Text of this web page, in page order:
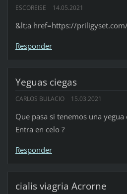
ESCOREISE 14.05.2021
&lt;a href=https://
Responder
Yeguas ciegas
CARLOS BULACIO 15.03.2021
Que pasa si tenemos una yegua
Entra en celo ?
Responder
cialis viagria Acrorne